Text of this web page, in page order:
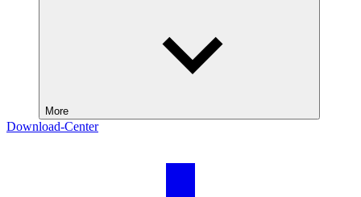
More
Download-Center